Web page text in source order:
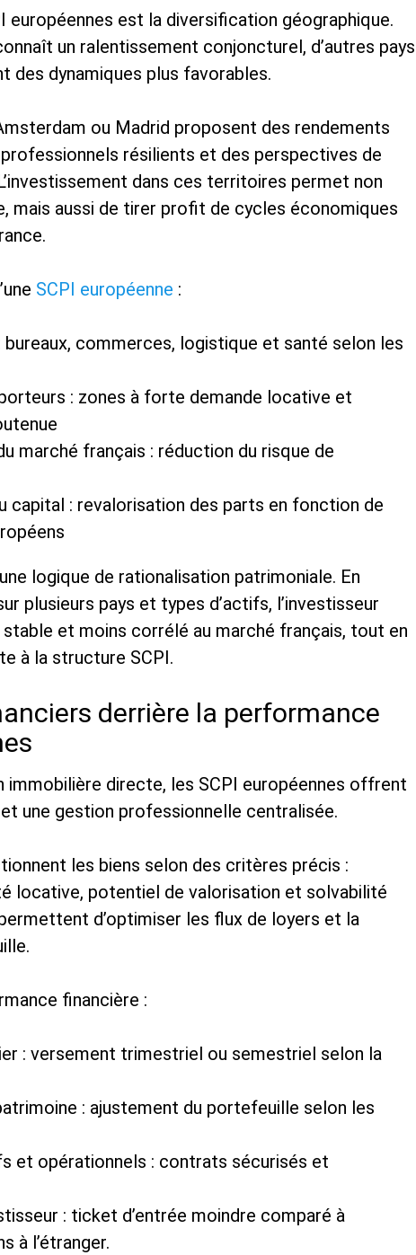
européennes est la diversification géographique.
un ralentissement conjoncturel, d’autres pays
des dynamiques plus favorables.
ou Madrid proposent des rendements
résilients et des perspectives de
dans ces territoires permet non
mais aussi de tirer profit de cycles économiques
SCPI européenne :
commerces, logistique et santé selon les
: zones à forte demande locative et
marché français : réduction du risque de
capital : revalorisation des parts en fonction de
logique de rationalisation patrimoniale. En
plusieurs pays et types d’actifs, l’investisseur
stable et moins corrélé au marché français, tout en
à la structure SCPI.
derrière la performance
immobilière directe, les SCPI européennes offrent
une gestion professionnelle centralisée.
les biens selon des critères précis :
locative, potentiel de valorisation et solvabilité
d’optimiser les flux de loyers et la
financière :
: versement trimestriel ou semestriel selon la
: ajustement du portefeuille selon les
et opérationnels : contrats sécurisés et
: ticket d’entrée moindre comparé à
à l’étranger.